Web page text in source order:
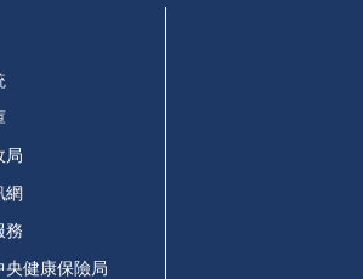
局
網
務
央健康保險局